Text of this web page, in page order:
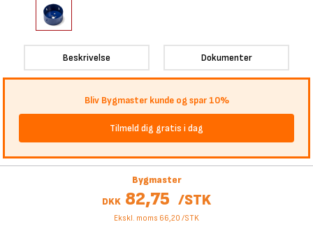
Beskrivelse Dokumenter
Bliv Bygmaster kunde og spar 10%
Tilmeld dig gratis i dag
Bygmaster
DKK 82,75 /STK
Ekskl. moms 66,20 /STK